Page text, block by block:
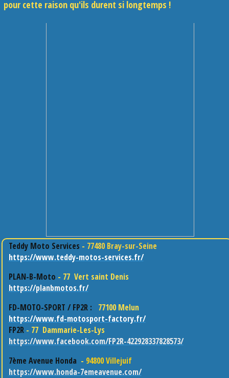
pour cette raison qu'ils durent si longtemps !
Teddy Moto Services - 77480 Bray-sur-Seine
https://www.teddy-motos-services.fr/
PLAN-B-Moto - 77 Vert saint Denis
https://planbmotos.fr/
FD-MOTO-SPORT / FP2R :
77100 Melun
https://www.fd-motosport-factory.fr/
FP2R- 77 Dammarie-Les-Lys
https://www.facebook.com/FP2R-422928337828573/
7ème Avenue Honda - 94800 Villejuif
https://www.honda-7emeavenue.com/